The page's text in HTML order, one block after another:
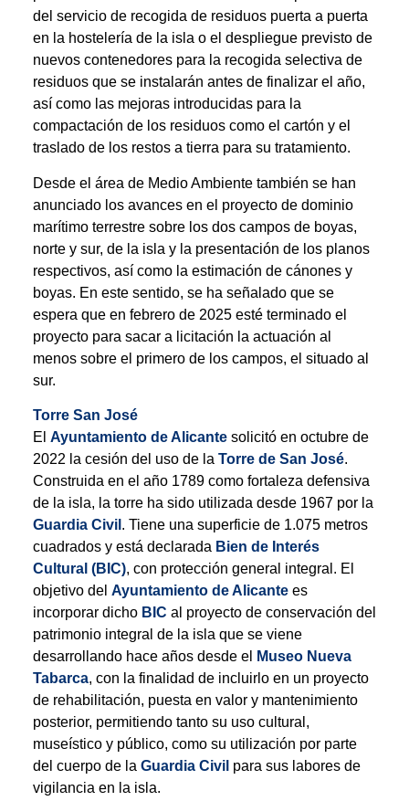
del servicio de recogida de residuos puerta a puerta
en la hostelería de la isla o el despliegue previsto de
nuevos contenedores para la recogida selectiva de
residuos que se instalarán antes de finalizar el año,
así como las mejoras introducidas para la
compactación de los residuos como el cartón y el
traslado de los restos a tierra para su tratamiento.
Desde el área de Medio Ambiente también se han
anunciado los avances en el proyecto de dominio
marítimo terrestre sobre los dos campos de boyas,
norte y sur, de la isla y la presentación de los planos
respectivos, así como la estimación de cánones y
boyas. En este sentido, se ha señalado que se
espera que en febrero de 2025 esté terminado el
proyecto para sacar a licitación la actuación al
menos sobre el primero de los campos, el situado al
sur.
Torre San José
El Ayuntamiento de Alicantesolicitó en octubre de
2022 la cesión del uso de la Torre de San José.
Construida en el año 1789 como fortaleza defensiva
de la isla, la torre ha sido utilizada desde 1967 por la
Guardia Civil . Tiene una superficie de 1.075 metros
cuadrados y está declarada Bien de Interés
Cultural (BIC), con protección general integral. El
objetivo del Ayuntamiento de Alicantees
incorporar dicho BIC al proyecto de conservación del
patrimonio integral de la isla que se viene
desarrollando hace años desde el
Museo Nueva
Tabarca, con la finalidad de incluirlo en un proyecto
de rehabilitación, puesta en valor y mantenimiento
posterior, permitiendo tanto su uso cultural,
museístico y público, como su utilización por parte
del cuerpo de la Guardia Civil para sus labores de
vigilancia en la isla.